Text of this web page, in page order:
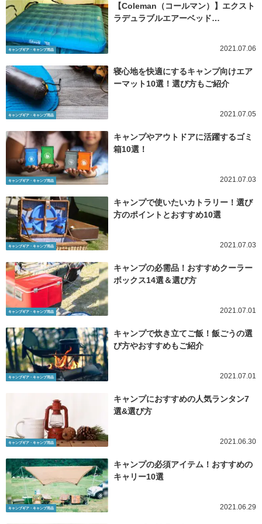
キャンプギア・キャンプ用品
【Coleman（コールマン）】エクスト
ラデュラブルエアーベッド…
2021.07.06
キャンプギア・キャンプ用品
寝心地を快適にするキャンプ向けエア
ーマット10選！選び方もご紹介
2021.07.05
キャンプギア・キャンプ用品
キャンプやアウトドアに活躍するゴミ
箱10選！
2021.07.03
キャンプギア・キャンプ用品
キャンプで使いたいカトラリー！選び
方のポイントとおすすめ10選
2021.07.03
キャンプギア・キャンプ用品
キャンプの必需品！おすすめクーラー
ボックス14選＆選び方
2021.07.01
キャンプギア・キャンプ用品
キャンプで炊き立てご飯！飯ごうの選
び方やおすすめもご紹介
2021.07.01
キャンプギア・キャンプ用品
キャンプにおすすめの人気ランタン7
選&選び方
2021.06.30
キャンプギア・キャンプ用品
キャンプの必須アイテム！おすすめの
キャリー10選
2021.06.29